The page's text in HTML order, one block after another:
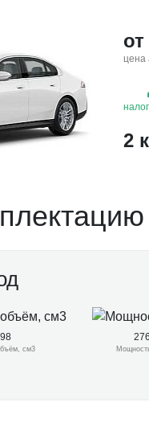
цена
2
см3
276